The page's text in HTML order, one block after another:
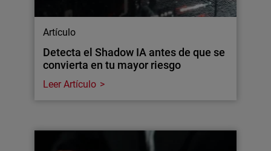
Artículo
Detecta el Shadow IA antes de que se
convierta en tu mayor riesgo
Leer Artículo